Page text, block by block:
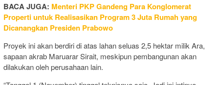
BACA JUGA: Menteri PKP Gandeng Para Konglomerat
Properti untuk Realisasikan Program 3 Juta Rumah yang
Dicanangkan Presiden Prabowo
Proyek ini akan berdiri di atas lahan seluas 2,5 hektar milik Ara,
sapaan akrab Maruarar Sirait, meskipun pembangunan akan
dilakukan oleh perusahaan lain.